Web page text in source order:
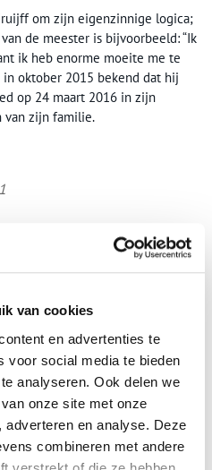
van cookies
en advertenties te
voor social media te bieden
analyseren. Ook delen we
onze site met onze
en analyse. Deze
combineren met andere
om zijn eigenzinnige logica;
de meester is bijvoorbeeld: “Ik
ik heb enorme moeite me te
in oktober 2015 bekend dat hij
op 24 maart 2016 in zijn
van zijn familie.
de mooiste verhalen en het
u dan nu in voor onze
onsprivacybeleid.